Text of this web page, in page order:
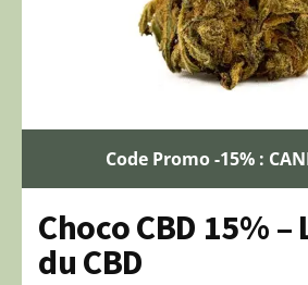
Code Promo -15% :
Choco CBD 15% –
du CBD